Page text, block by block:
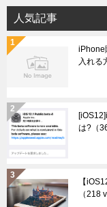
イ
ブ
人気記事
iPhone
入れる
は? （
【
（218